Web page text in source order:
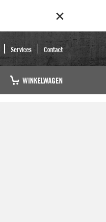
Services Contact
WINKELWAGEN